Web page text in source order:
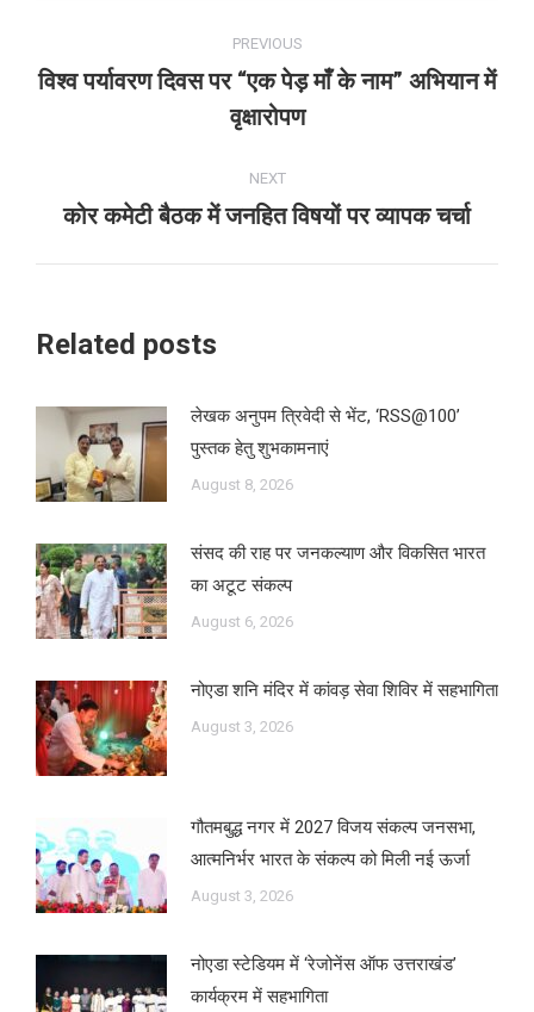
navigation
PREVIOUS
Previous
post:
विश्व पर्यावरण दिवस पर “एक पेड़ माँ के नाम” अभियान में
वृक्षारोपण
NEXT
Next
कोर कमेटी बैठक में जनहित विषयों पर व्यापक चर्चा
Related posts
लेखक अनुपम त्रिवेदी से भेंट, ‘RSS@100’
पुस्तक हेतु शुभकामनाएं
August 8, 2026
संसद की राह पर जनकल्याण और विकसित भारत
का अटूट संकल्प
August 6, 2026
नोएडा शनि मंदिर में कांवड़ सेवा शिविर में सहभागिता
August 3, 2026
गौतमबुद्ध नगर में 2027 विजय संकल्प जनसभा,
आत्मनिर्भर भारत के संकल्प को मिली नई ऊर्जा
August 3, 2026
नोएडा स्टेडियम में ‘रेजोनेंस ऑफ उत्तराखंड’
कार्यक्रम में सहभागिता